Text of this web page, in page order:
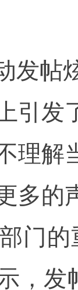
发帖
引发
理解
多的
门
，发